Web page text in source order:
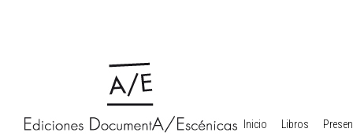
Inicio Libros